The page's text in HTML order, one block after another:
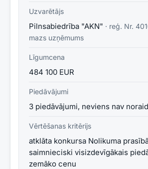
Uzvarētājs
Pilnsabiedrība "AKN" · reģ. Nr.
mazs uzņēmums
Līgumcena
484 100 EUR
Piedāvājumi
3 piedāvājumi, neviens nav
Vērtēšanas kritērijs
atklāta konkursa Nolikuma
saimnieciski visizdevīgākais
zemāko cenu